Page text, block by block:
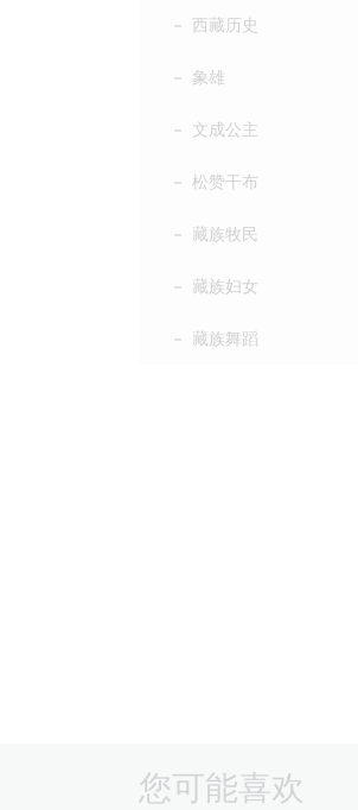
西藏历史
象雄
文成公主
松赞干布
藏族牧民
藏族妇女
藏族舞蹈
您可能喜欢